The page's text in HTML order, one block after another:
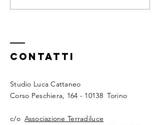
…energetico
Contatti
Studio Luca Cattaneo
Corso Peschiera, 164 - 10138Torino
c/oAssociazione Terradiluce